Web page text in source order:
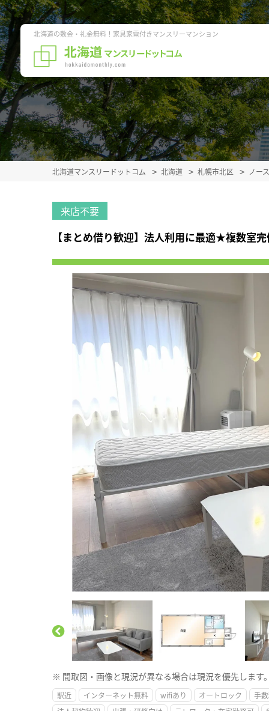
北海道の敷金・礼金無料！家具家電付きマンスリーマンション
北海道マンスリードットコム 北海道 札幌市北区 ノー
来店不要
【まとめ借り歓迎】法人利用に最適★複数室
※ 間取図・画像と現況が異なる場合は現況を優先します
駅近 インターネット無料 wifiあり オートロック
手